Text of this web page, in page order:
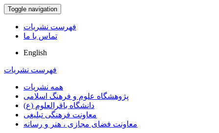
Toggle navigation
فهرست نشریات
تماس با ما
English
فهرست نشریات
همه نشریات
پژوهشگاه علوم و فرهنگ اسلامی
دانشگاه باقرالعلوم (ع)
معاونت فرهنگی تبلیغی
معاونت فضای مجازی ، هنر و رسانه